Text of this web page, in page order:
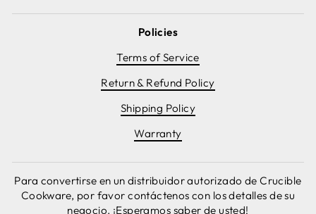
Policies
Terms of Service
Return & Refund Policy
Shipping Policy
Warranty
Para convertirse en un distribuidor autorizado de Crucible
Cookware, por favor contáctenos con los detalles de su
negocio. ¡Esperamos saber de usted!